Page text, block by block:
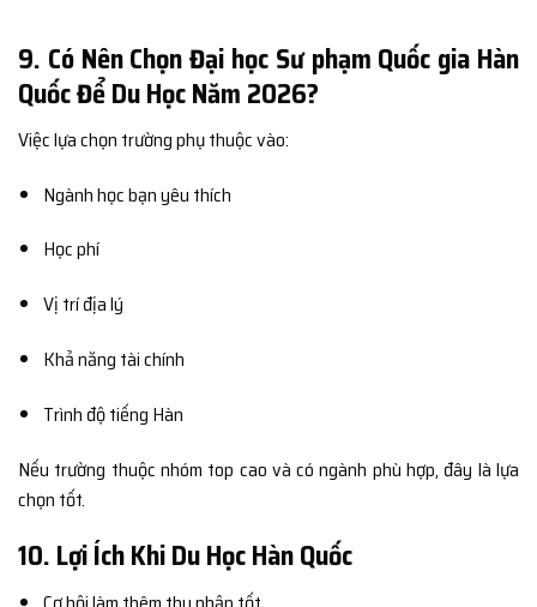
9. Có Nên Chọn Đại học Sư phạm Quốc gia Hàn
Quốc Để Du Học Năm 2026?
Việc lựa chọn trường phụ thuộc vào:
Ngành học bạn yêu thích
Học phí
Vị trí địa lý
Khả năng tài chính
Trình độ tiếng Hàn
Nếu trường thuộc nhóm top cao và có ngành phù hợp, đây là lựa
chọn tốt.
10. Lợi Ích Khi Du Học Hàn Quốc